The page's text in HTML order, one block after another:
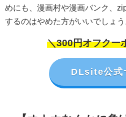
めにも、漫画村や漫画バンク、
するのはやめた方がいいでしょう
＼300円オフクー
DLsite公式